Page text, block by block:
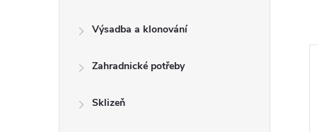
Výsadba a klonování
Zahradnické potřeby
Sklizeň
–13 %